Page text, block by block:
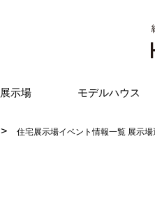
展示場 モデルハウス
住宅展示場イベント情報一覧 展示場